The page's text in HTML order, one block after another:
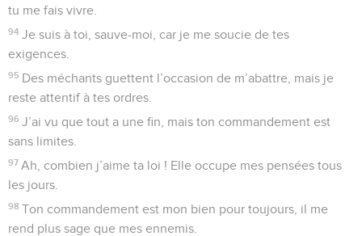
tu me fais vivre.
94 Je suis à toi, sauve-moi, car je me soucie de tes
exigences.
95 Des méchants guettent l’occasion de m’abattre, mais je
reste attentif à tes ordres.
96 J’ai vu que tout a une fin, mais ton commandement est
sans limites.
97 Ah, combien j’aime ta loi ! Elle occupe mes pensées tous
les jours.
98 Ton commandement est mon bien pour toujours, il me
rend plus sage que mes ennemis.